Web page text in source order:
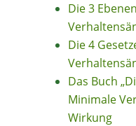
Die 3
Die 4
Das Buch
Minimale
Wirkung